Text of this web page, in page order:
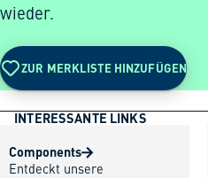
wieder.
ZUR MERKLISTE HINZUFÜGEN
INTERESSANTE LINKS
Components
Entdeckt unsere